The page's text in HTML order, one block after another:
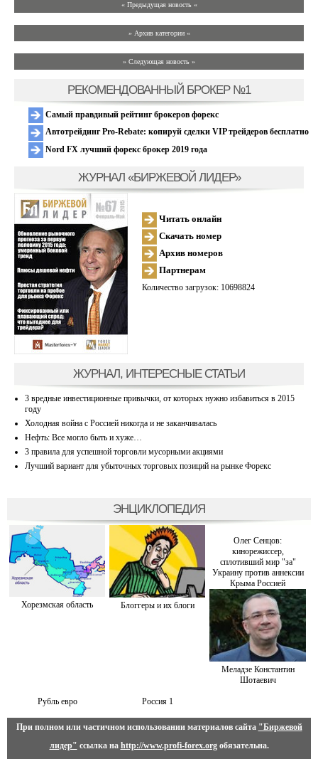
« Предыдущая новость «
» Архив категории «
» Следующая новость »
РЕКОМЕНДОВАННЫЙ БРОКЕР №1
Самый правдивый рейтинг брокеров форекс
Автотрейдинг Pro-Rebate: копируй сделки VIP трейдеров бесплатно
Nord FX лучший форекс брокер 2019 года
ЖУРНАЛ «БИРЖЕВОЙ ЛИДЕР»
Читать онлайн
Скачать номер
Архив номеров
Партнерам
Количество загрузок: 10698824
ЖУРНАЛ, ИНТЕРЕСНЫЕ СТАТЬИ
3 вредные инвестиционные привычки, от которых нужно избавиться в 2015
году
Холодная война с Россией никогда и не заканчивалась
Нефть: Все могло быть и хуже…
3 правила для успешной торговли мусорными акциями
Лучший вариант для убыточных торговых позиций на рынке Форекс
ЭНЦИКЛОПЕДИЯ
Хорезмская область Блоггеры и их блоги
Олег Сенцов:
кинорежиссер,
сплотивший мир "за"
Украину против аннексии
Крыма Россией
Меладзе Константин
Шотаевич
Рубль евро Россия 1
При полном или частичном использовании материалов сайта "Биржевой
лидер" ссылка на http://www.profi-forex.orgобязательна.